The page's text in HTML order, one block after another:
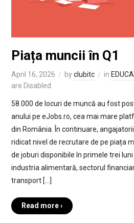
Piața muncii în Q1
April 16, 2026 byclubitc in
are Disabled
58.000 de locuri de muncă au fost
anului pe eJobs.ro, cea mai mare
din România. În continuare,
ridicat nivel de recrutare de pe piața
de joburi disponibile în primele trei
industria alimentară, sectorul
transport […]
Read more ›